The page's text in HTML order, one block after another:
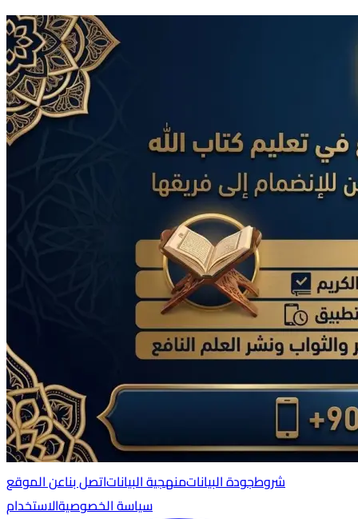
عن الموقعاتصل بنامنهجية البياناتجودة البياناتشروط
الاستخدامسياسة الخصوصية